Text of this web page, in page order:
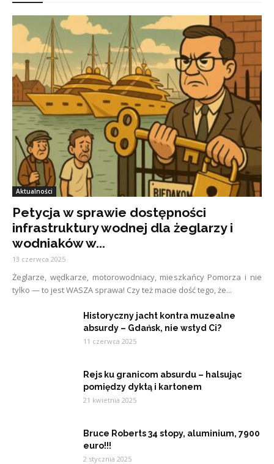
Aktualności
Petycja w sprawie dostępności
infrastruktury wodnej dla żeglarzy i
wodniaków w...
13 czerwca 2025
Żeglarze, wędkarze, motorowodniacy, mieszkańcy Pomorza i nie
tylko — to jest WASZA sprawa! Czy też macie dość tego, że...
Historyczny jacht kontra muzealne
absurdy – Gdańsk, nie wstyd Ci?
11 czerwca 2025
Rejs ku granicom absurdu – halsując
pomiędzy dyktą i kartonem
21 kwietnia 2025
Bruce Roberts 34 stopy, aluminium, 7900
euro!!!
2 stycznia 2025